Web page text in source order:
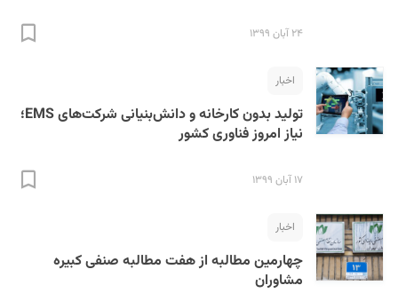
۲۴ آبان ۱۳۹۹
اخبار
تولید بدون کارخانه و دانش‌بنیانی شرکت‌های EMS؛
نیاز امروز فناوری کشور
۱۷ آبان ۱۳۹۹
اخبار
چهارمین مطالبه از هفت مطالبه صنفی کبیره
مشاوران